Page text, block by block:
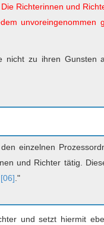
Die Richterinnen und
unvoreingenommen
nicht zu ihren Gunsten
einzelnen
und Richter tätig.
[06]."
und setzt hiermit